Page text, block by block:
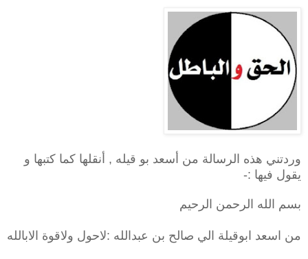
وردتني هذه الرسالة من أسعد بو قيله , أنقلها كما كتبها و
يقول فيها :-
بسم الله الرحمن الرحيم
من اسعد ابوقيلة الي صالح بن عبدالله :لاحول ولاقوة الابالله